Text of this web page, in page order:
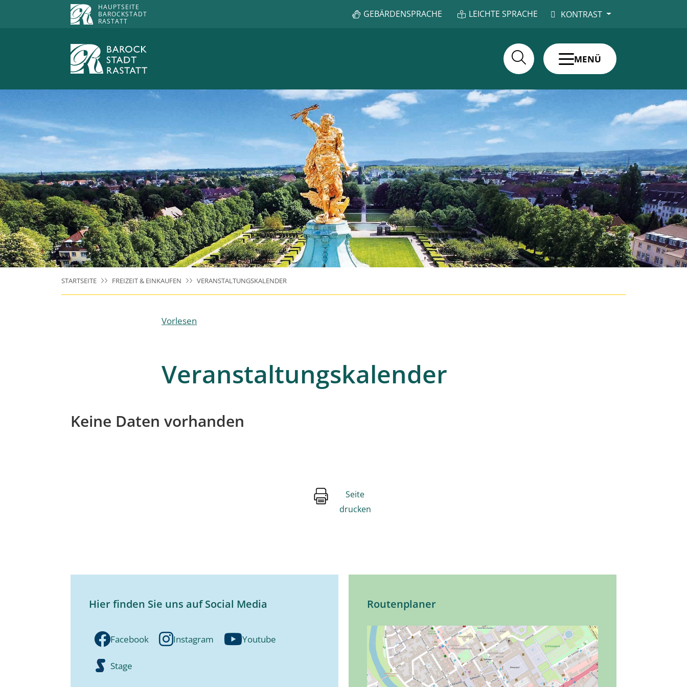
HAUPTSEITE
BAROCKSTADT
RASTATT
GEBÄRDENSPRACHE LEICHTE SPRACHE KONTRAST
MENÜ
STARTSEITE FREIZEIT & EINKAUFEN VERANSTALTUNGSKALENDER
Vorlesen
Veranstaltungskalender
Keine Daten vorhanden
Seite
drucken
Hier finden Sie uns auf Social Media
Facebook Instagram Youtube
Stage
Routenplaner